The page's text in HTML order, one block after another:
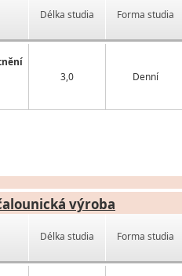
Délka studia Forma studia
3,0 Denní
výroba
Délka studia Forma studia